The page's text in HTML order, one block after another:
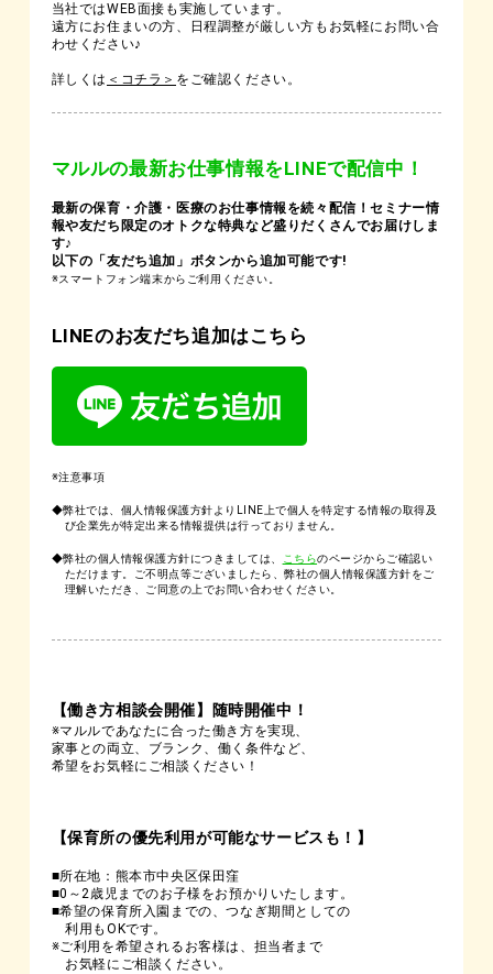
当社ではWEB面接も実施しています。
遠方にお住まいの方、日程調整が厳しい方もお気軽にお問い合
わせください♪
詳しくは ＜コチラ＞ をご確認ください。
マルルの最新お仕事情報をLINEで配信中！
最新の保育・介護・医療のお仕事情報を続々配信！セミナー情
報や友だち限定のオトクな特典など盛りだくさんでお届けしま
す♪
以下の「友だち追加」ボタンから追加可能です!
※スマートフォン端末からご利用ください。
LINEのお友だち追加はこちら
※注意事項
◆弊社では、個人情報保護方針よりLINE上で個人を特定する情報の取得及
び企業先が特定出来る情報提供は行っておりません。
◆弊社の個人情報保護方針につきましては、 こちらのページからご確認い
ただけます。ご不明点等ございましたら、弊社の個人情報保護方針をご
理解いただき、ご同意の上でお問い合わせください。
【働き方相談会開催】随時開催中！
※マルルであなたに合った働き方を実現、
家事との両立、ブランク、働く条件など、
希望をお気軽にご相談ください！
【保育所の優先利用が可能なサービスも！】
■所在地：熊本市中央区保田窪
■0～2歳児までのお子様をお預かりいたします。
■希望の保育所入園までの、つなぎ期間としての
利用もOKです。
※ご利用を希望されるお客様は、担当者まで
お気軽にご相談ください。